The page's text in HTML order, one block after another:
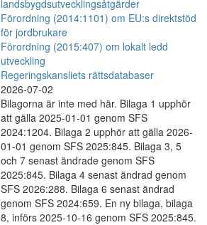
landsbygdsutvecklingsåtgärder
Förordning (2014:1101) om EU:s direktstöd
för jordbrukare
Förordning (2015:407) om lokalt ledd
utveckling
Regeringskansliets rättsdatabaser
2026-07-02
Bilagorna är inte med här. Bilaga 1 upphör
att gälla 2025-01-01 genom SFS
2024:1204. Bilaga 2 upphör att gälla 2026-
01-01 genom SFS 2025:845. Bilaga 3, 5
och 7 senast ändrade genom SFS
2025:845. Bilaga 4 senast ändrad genom
SFS 2026:288. Bilaga 6 senast ändrad
genom SFS 2024:659. En ny bilaga, bilaga
8, införs 2025-10-16 genom SFS 2025:845.